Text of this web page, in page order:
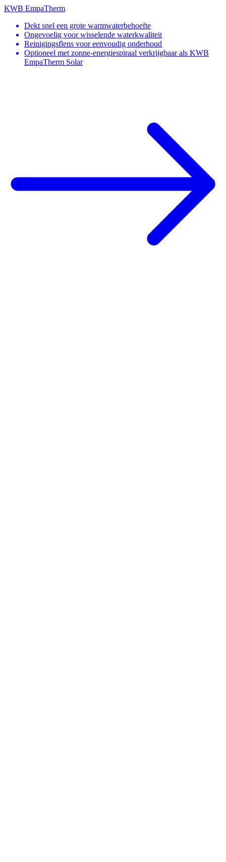
KWB EmpaTherm
Dekt snel een grote warmwaterbehoefte
Ongevoelig voor wisselende waterkwaliteit
Reinigingsflens voor eenvoudig onderhoud
Optioneel met zonne-energiespiraal verkrijgbaar als KWB
EmpaTherm Solar